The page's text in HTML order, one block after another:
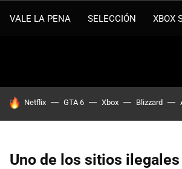
VALE LA PENA SELECCIÓN XBOX
HOY SE HABLA DE
Netflix GTA 6 Xbox Blizzard
Uno de los sitios